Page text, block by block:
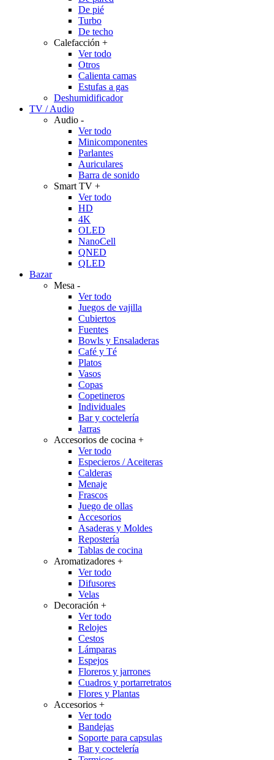
De pié
Turbo
De techo
Calefacción +
Ver todo
Otros
Calienta camas
Estufas a gas
Deshumidificador
TV / Audio
Audio -
Ver todo
Minicomponentes
Parlantes
Auriculares
Barra de sonido
Smart TV +
Ver todo
HD
4K
OLED
NanoCell
QNED
QLED
Bazar
Mesa -
Ver todo
Juegos de vajilla
Cubiertos
Fuentes
Bowls y Ensaladeras
Café y Té
Platos
Vasos
Copas
Copetineros
Individuales
Bar y coctelería
Jarras
Accesorios de cocina +
Ver todo
Especieros / Aceiteras
Calderas
Menaje
Frascos
Juego de ollas
Accesorios
Asaderas y Moldes
Repostería
Tablas de cocina
Aromatizadores +
Ver todo
Difusores
Velas
Decoración +
Ver todo
Relojes
Cestos
Lámparas
Espejos
Floreros y jarrones
Cuadros y portarretratos
Flores y Plantas
Accesorios +
Ver todo
Bandejas
Soporte para capsulas
Bar y coctelería